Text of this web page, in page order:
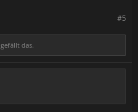
#5
gefällt das.